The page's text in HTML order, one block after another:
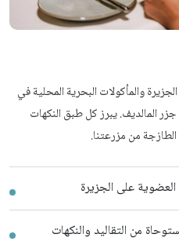
والمأكولات البحرية المحلية في
المالديف. يبرز كل طبق النكهات
من مزرعتنا.
على الجزيرة
من التقاليد والنكهات